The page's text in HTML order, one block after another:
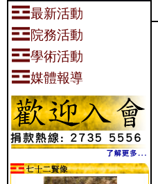
最新活動
院務活動
學術活動
媒體報導